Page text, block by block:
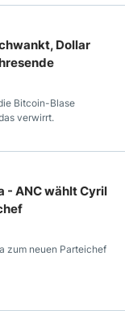
Dollar
Bitcoin-Blase
verwirrt.
- ANC wählt Cyril
zum neuen Parteichef